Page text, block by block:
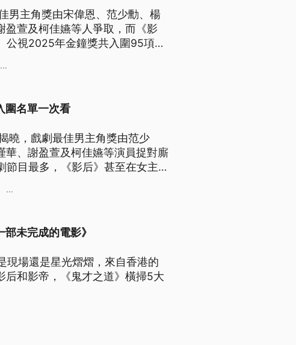
男主角獎由宋偉恩、范少勳、楊
萱及柯佳嬿等人爭取，而《影
公視2025年金鐘獎共入圍95項，
...
圍名單一次看
曉，戲劇最佳男主角獎由范少
華、謝盈萱及柯佳嬿等演員捉對廝
節目最多，《影后》甚至在女主
...
未完成的電影》
現場還是星光熠熠，來自香港的
后和影帝，《鬼才之道》橫掃5大